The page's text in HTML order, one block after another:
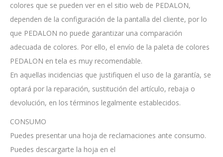
colores que se pueden ver en el sitio web de PEDALON,
dependen de la configuración de la pantalla del cliente, por lo
que PEDALON no puede garantizar una comparación
adecuada de colores. Por ello, el envío de la paleta de colores
PEDALON en tela es muy recomendable.
En aquellas incidencias que justifiquen el uso de la garantía, se
optará por la reparación, sustitución del artículo, rebaja o
devolución, en los términos legalmente establecidos.
CONSUMO
Puedes presentar una hoja de reclamaciones ante consumo.
Puedes descargarte la hoja en el